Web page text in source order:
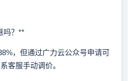
？**
，但通过广力云公众号申请可
客服手动调价。